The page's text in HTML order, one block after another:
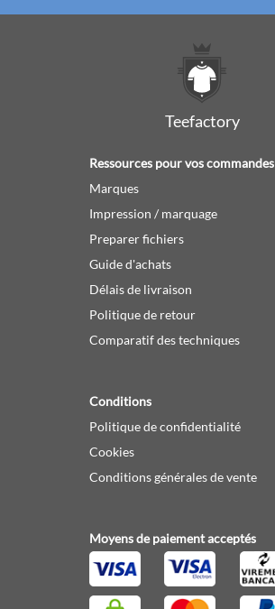
Teefactory
Ressources pour vos commandes
Marques
Impression / marquage
Preparer fichiers
Guide d'achats
Délais de livraison
Politique de retour
Comparatif des techniques
Conditions
Politique de confidentialité
Cookies
Conditions générales de vente
Moyens de paiement acceptés